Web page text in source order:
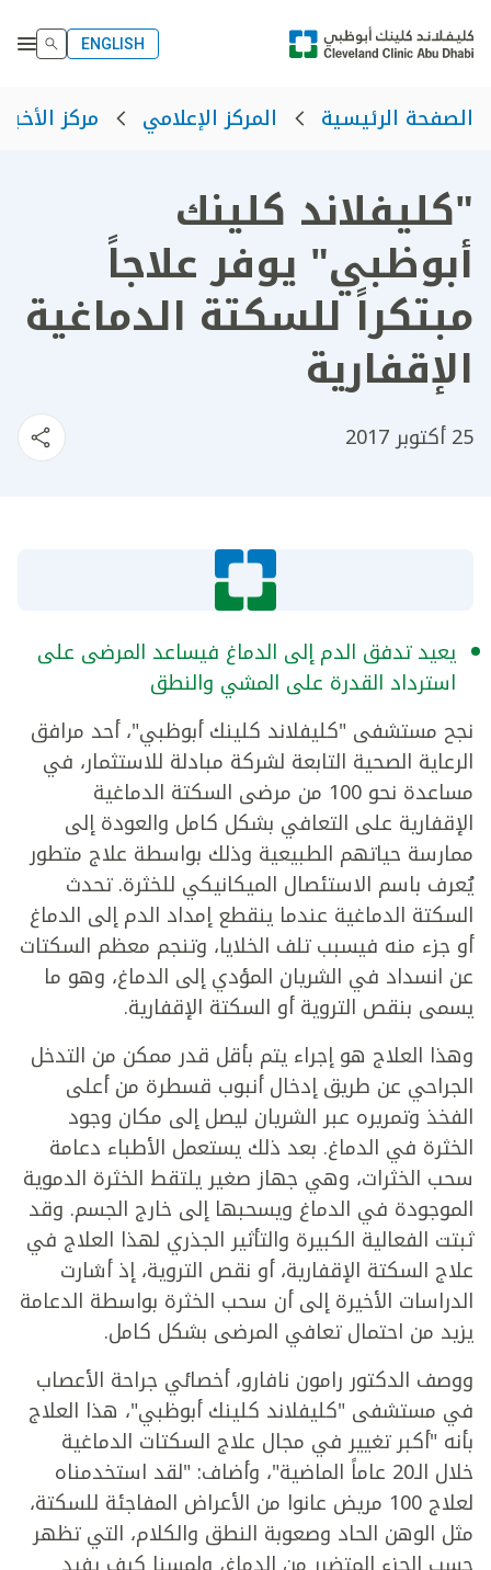
ENGLISH
الصفحة الرئيسية المركز الإعلامي مركز الأخبار
"كليفلاند كلينك
أبوظبي" يوفر علاجاً
مبتكراً للسكتة الدماغية
الإقفارية
25 أكتوبر 2017
يعيد تدفق الدم إلى الدماغ فيساعد المرضى على
استرداد القدرة على المشي والنطق
نجح مستشفى "كليفلاند كلينك أبوظبي"، أحد مرافق
الرعاية الصحية التابعة لشركة مبادلة للاستثمار، في
مساعدة نحو 100 من مرضى السكتة الدماغية
الإقفارية على التعافي بشكل كامل والعودة إلى
ممارسة حياتهم الطبيعية وذلك بواسطة علاج متطور
يُعرف باسم الاستئصال الميكانيكي للخثرة. تحدث
السكتة الدماغية عندما ينقطع إمداد الدم إلى الدماغ
أو جزء منه فيسبب تلف الخلايا، وتنجم معظم السكتات
عن انسداد في الشريان المؤدي إلى الدماغ، وهو ما
يسمى بنقص التروية أو السكتة الإقفارية.
وهذا العلاج هو إجراء يتم بأقل قدر ممكن من التدخل
الجراحي عن طريق إدخال أنبوب قسطرة من أعلى
الفخذ وتمريره عبر الشريان ليصل إلى مكان وجود
الخثرة في الدماغ. بعد ذلك يستعمل الأطباء دعامة
سحب الخثرات، وهي جهاز صغير يلتقط الخثرة الدموية
الموجودة في الدماغ ويسحبها إلى خارج الجسم. وقد
ثبتت الفعالية الكبيرة والتأثير الجذري لهذا العلاج في
علاج السكتة الإقفارية، أو نقص التروية، إذ أشارت
الدراسات الأخيرة إلى أن سحب الخثرة بواسطة الدعامة
يزيد من احتمال تعافي المرضى بشكل كامل.
ووصف الدكتور رامون نافارو، أخصائي جراحة الأعصاب
في مستشفى "كليفلاند كلينك أبوظبي"، هذا العلاج
بأنه "أكبر تغيير في مجال علاج السكتات الدماغية
خلال الـ20 عاماً الماضية"، وأضاف: "لقد استخدمناه
لعلاج 100 مريض عانوا من الأعراض المفاجئة للسكتة،
مثل الوهن الحاد وصعوبة النطق والكلام، التي تظهر